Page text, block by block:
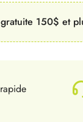
150$ et